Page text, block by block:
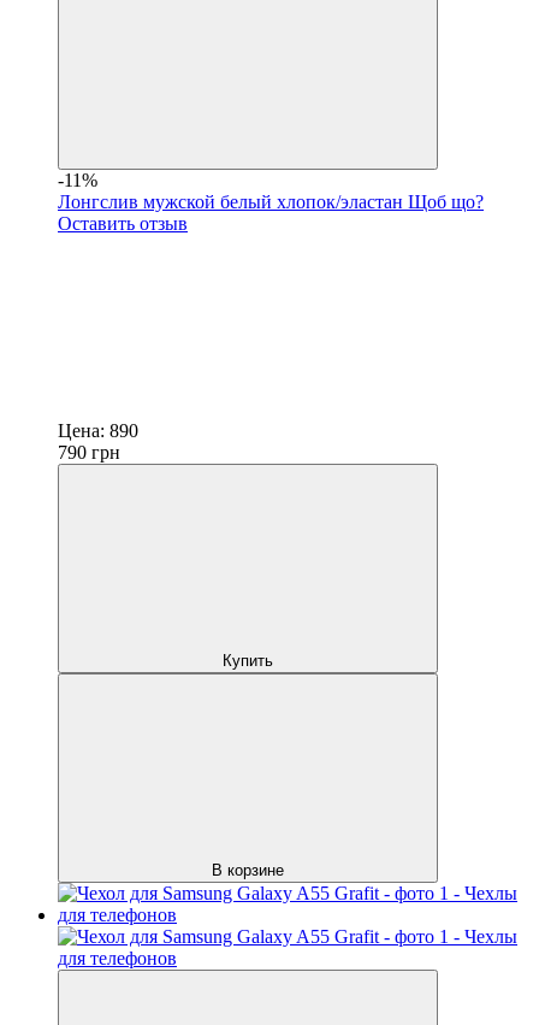
-11%
Лонгслив мужской белый хлопок/эластан Щоб що?
Оставить отзыв
Цена: 890
790 грн
Купить
В корзине